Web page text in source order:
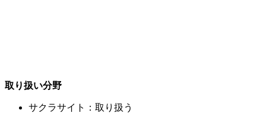
取り扱い分野
サクラサイト：取り扱う